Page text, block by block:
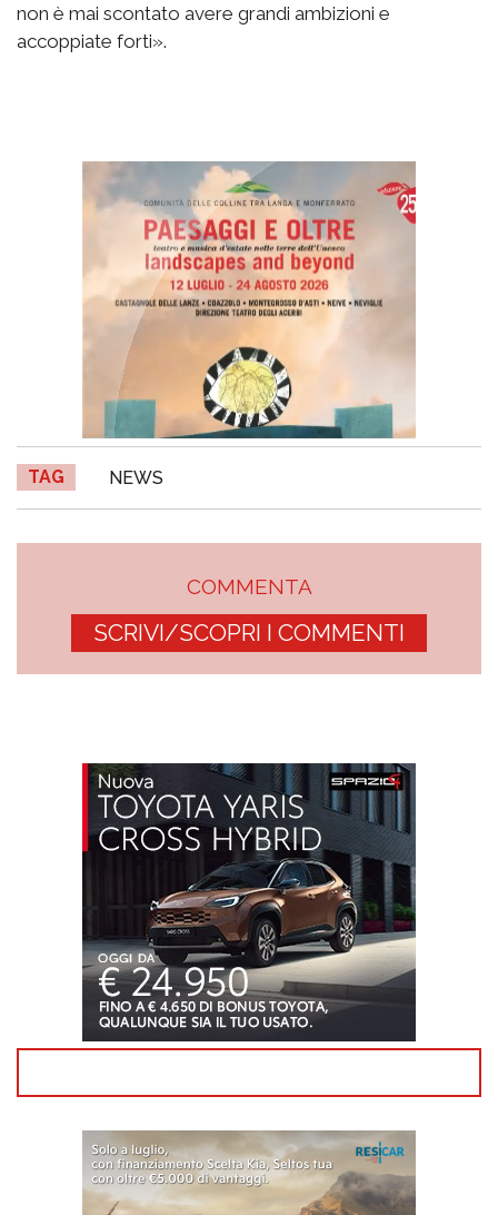
non è mai scontato avere grandi ambizioni e
accoppiate forti».
TAG NEWS
COMMENTA
SCRIVI/SCOPRI I COMMENTI